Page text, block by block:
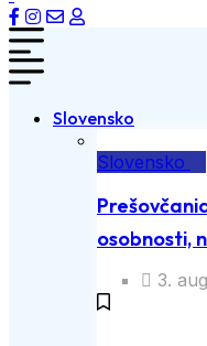
Slovensko
Slovensko
osobnosti,
3.